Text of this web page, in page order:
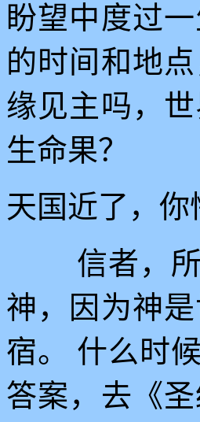
盼望中度过
的时间和地
缘见主吗，
生命果？
天国近了，
信者，
神，因为神
宿。
什么时
答案，去《